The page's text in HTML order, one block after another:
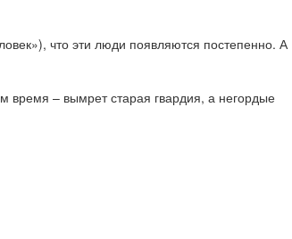
что эти люди появляются постепенно. А
время – вымрет старая гвардия, а негордые